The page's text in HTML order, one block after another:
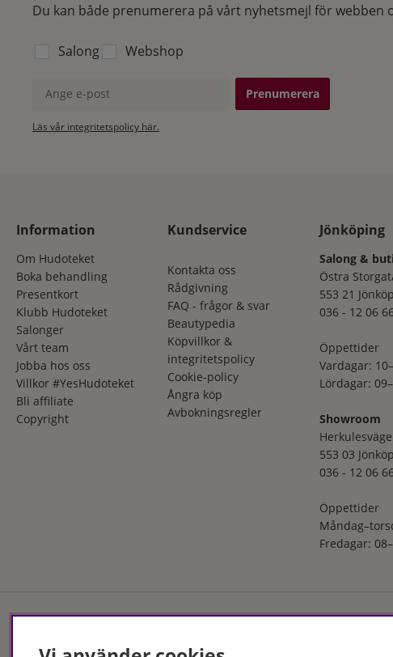
Du kan både prenumerera på vårt nyhetsmejl för webben
Välj vilken lista du vill prenumerera på:
Salong
Webshop
Ange e-post
Läs vår integritetspolicy här.
Information
Om Hudoteket
Boka behandling
Presentkort
Klubb Hudoteket
Salonger
Vårt team
Jobba hos oss
Villkor #YesHudoteket
Bli affiliate
Copyright
Kundservice
Kontakta oss
Rådgivning
FAQ - frågor & svar
Beautypedia
Köpvillkor &
integritetspolicy
Cookie-policy
Ångra köp
Avbokningsregler
Jönköping
Salong &
Östra
553 21
036 - 12 06
Öppettider
Vardagar:
Lördagar:
Showroom
553 03
036 - 12 06
Öppettider
Fredagar: